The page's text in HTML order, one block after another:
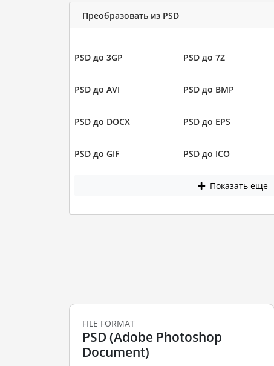
Преобразовать из PSD
PSD до 3GP PSD до 7Z
PSD до AVI PSD до BMP
PSD до DOCX PSD до EPS
PSD до GIF PSD до ICO
Показать еще
FILE FORMAT
PSD (Adobe Photoshop
Document)